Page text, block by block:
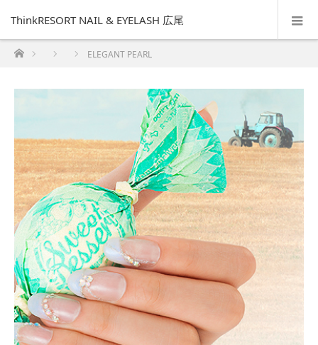
ThinkRESORT NAIL & EYELASH 広尾
ホーム ELEGANT PEARL